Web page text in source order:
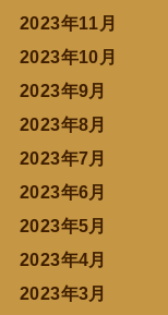
2023年11月
2023年10月
2023年9月
2023年8月
2023年7月
2023年6月
2023年5月
2023年4月
2023年3月